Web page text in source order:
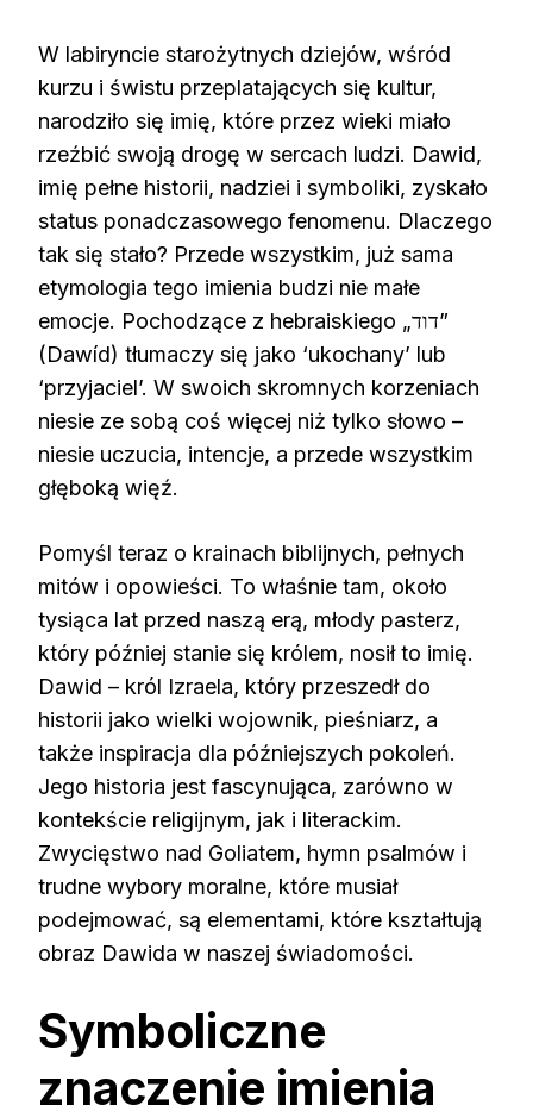
W labiryncie starożytnych dziejów, wśród
kurzu i świstu przeplatających się kultur,
narodziło się imię, które przez wieki miało
rzeźbić swoją drogę w sercach ludzi. Dawid,
imię pełne historii, nadziei i symboliki, zyskało
status ponadczasowego fenomenu. Dlaczego
tak się stało? Przede wszystkim, już sama
etymologia tego imienia budzi nie małe
emocje. Pochodzące z hebraiskiego „דוד‎”
(Dawíd) tłumaczy się jako ‘ukochany’ lub
‘przyjaciel’. W swoich skromnych korzeniach
niesie ze sobą coś więcej niż tylko słowo –
niesie uczucia, intencje, a przede wszystkim
głęboką więź.
Pomyśl teraz o krainach biblijnych, pełnych
mitów i opowieści. To właśnie tam, około
tysiąca lat przed naszą erą, młody pasterz,
który później stanie się królem, nosił to imię.
Dawid – król Izraela, który przeszedł do
historii jako wielki wojownik, pieśniarz, a
także inspiracja dla późniejszych pokoleń.
Jego historia jest fascynująca, zarówno w
kontekście religijnym, jak i literackim.
Zwycięstwo nad Goliatem, hymn psalmów i
trudne wybory moralne, które musiał
podejmować, są elementami, które kształtują
obraz Dawida w naszej świadomości.
Symboliczne
znaczenie imienia